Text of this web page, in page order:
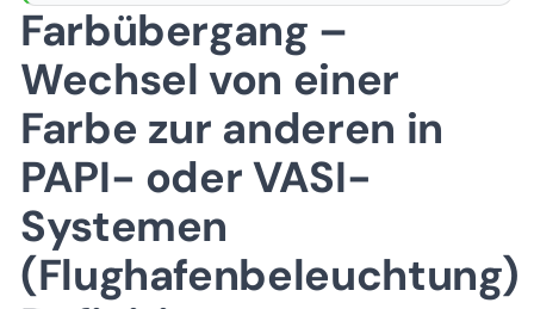
Farbübergang –
Wechsel von einer
Farbe zur anderen in
PAPI- oder VASI-
Systemen
(Flughafenbeleuchtung)